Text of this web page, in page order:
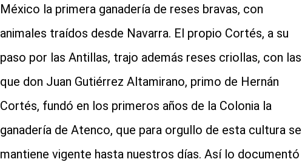
México la primera ganadería de reses bravas, con
animales traídos desde Navarra. El propio Cortés, a su
paso por las Antillas, trajo además reses criollas, con las
que don Juan Gutiérrez Altamirano, primo de Hernán
Cortés, fundó en los primeros años de la Colonia la
ganadería de Atenco, que para orgullo de esta cultura se
mantiene vigente hasta nuestros días. Así lo documentó